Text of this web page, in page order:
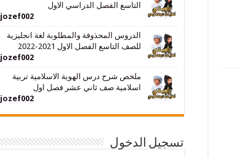
التاسع الفصل الدراسي الاول
jozef002
الدروس المحذوفة والمطلوبة لغة انجليزية
للصف التاسع الفصل الاول 2021-2022
jozef002
ملخص شرح درس الهوية الاسلامية تربية
اسلامية صف ثاني عشر فصل اول
jozef002
تسجيل الدخول